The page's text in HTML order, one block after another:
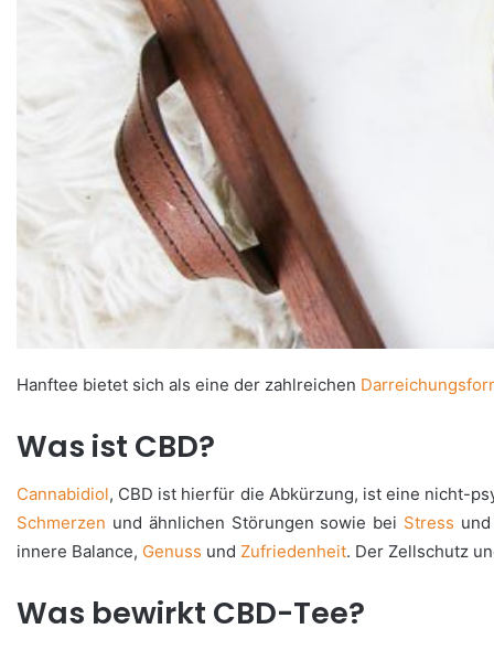
Hanftee bietet sich als eine der zahlreichen
Was ist CBD?
Cannabidiol, CBD ist hierfür die Abkürzung, ist eine nicht-
Schmerzen und ähnlichen Störungen sowie bei Stress
innere Balance, Genuss und Zufriedenheit. Der Zellschutz
Was bewirkt CBD-Tee?